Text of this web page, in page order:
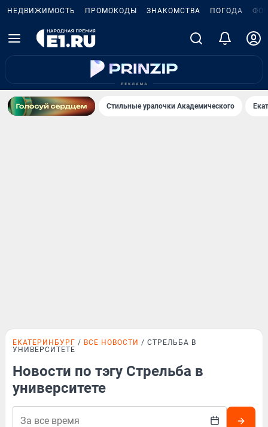
НЕДВИЖИМОСТЬ ПРОМОКОДЫ ЗНАКОМСТВА ПОГОДА
Стильные уралочки Академического
ЕКАТЕРИНБУРГ ВСЕ НОВОСТИ
СТРЕЛЬБА В
УНИВЕРСИТЕТЕ
Новости по тэгу Стрельба в
университете